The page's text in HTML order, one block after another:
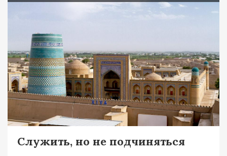
Служить, но не подчиняться